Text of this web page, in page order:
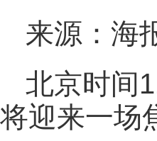
来源：海
北京时间
将迎来一场